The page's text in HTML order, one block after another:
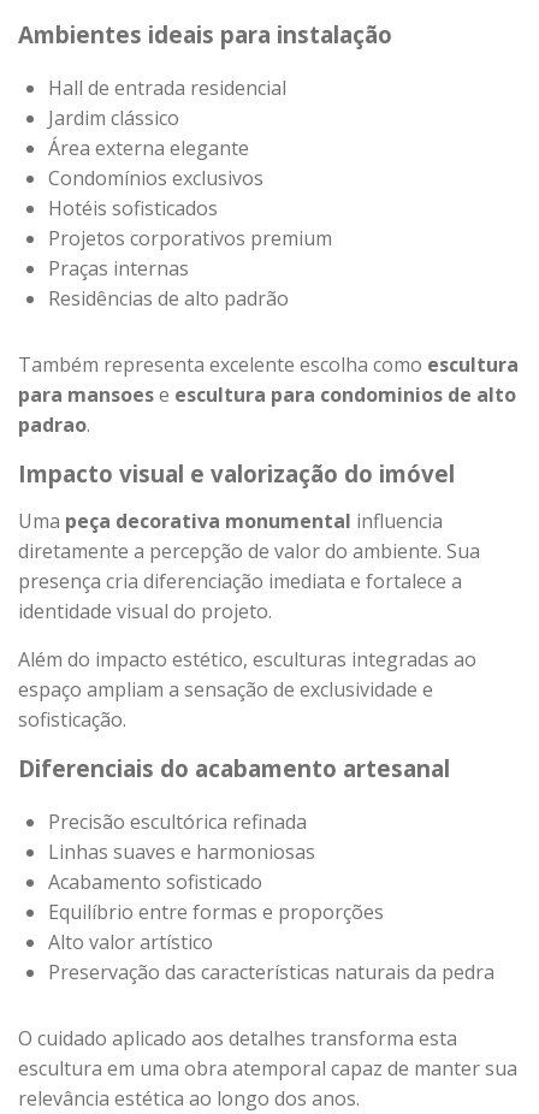
Ambientes ideais para instalação
Hall de entrada residencial
Jardim clássico
Área externa elegante
Condomínios exclusivos
Hotéis sofisticados
Projetos corporativos premium
Praças internas
Residências de alto padrão
Também representa excelente escolha como escultura
para mansoese escultura para condominios de alto
padrao.
Impacto visual e valorização do imóvel
Uma peça decorativa monumental influencia
diretamente a percepção de valor do ambiente. Sua
presença cria diferenciação imediata e fortalece a
identidade visual do projeto.
Além do impacto estético, esculturas integradas ao
espaço ampliam a sensação de exclusividade e
sofisticação.
Diferenciais do acabamento artesanal
Precisão escultórica refinada
Linhas suaves e harmoniosas
Acabamento sofisticado
Equilíbrio entre formas e proporções
Alto valor artístico
Preservação das características naturais da pedra
O cuidado aplicado aos detalhes transforma esta
escultura em uma obra atemporal capaz de manter sua
relevância estética ao longo dos anos.